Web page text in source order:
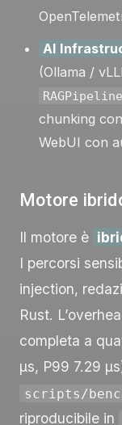
AI
(Ollama /
RAGPipeline
chunking
WebUI con
Motore
Il motore è
I percorsi
injection,
Rust.
completa a
µs, P99 7.29
scripts/
riproducibile in